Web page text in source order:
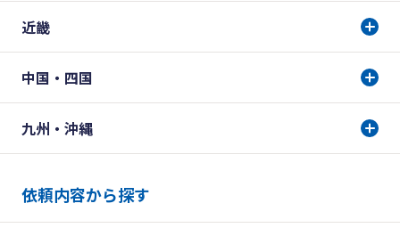
近畿
中国・四国
九州・沖縄
依頼内容から探す